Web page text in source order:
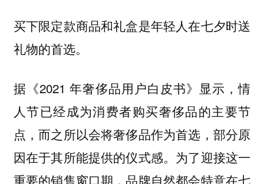
买下限定款商品和礼盒是年轻人在七夕时送
礼物的首选。
据《2021 年奢侈品用户白皮书》显示，情
人节已经成为消费者购买奢侈品的主要节
点，而之所以会将奢侈品作为首选，部分原
因在于其所能提供的仪式感。为了迎接这一
重要的销售窗口期，品牌自然都会特意在七